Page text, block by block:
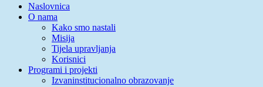
Naslovnica
O nama
Kako smo nastali
Misija
Tijela upravljanja
Korisnici
Programi i projekti
Izvaninstitucionalno obrazovanje